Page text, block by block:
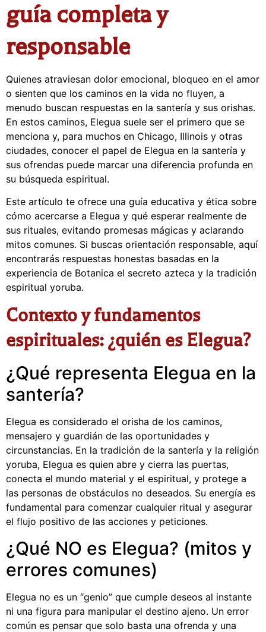
guía completa y
responsable
Quienes atraviesan dolor emocional, bloqueo en el amor
o sienten que los caminos en la vida no fluyen, a
menudo buscan respuestas en la santería y sus orishas.
En estos caminos, Elegua suele ser el primero que se
menciona y, para muchos en Chicago, Illinois y otras
ciudades, conocer el papel de Elegua en la santería y
sus ofrendas puede marcar una diferencia profunda en
su búsqueda espiritual.
Este artículo te ofrece una guía educativa y ética sobre
cómo acercarse a Elegua y qué esperar realmente de
sus rituales, evitando promesas mágicas y aclarando
mitos comunes. Si buscas orientación responsable, aquí
encontrarás respuestas honestas basadas en la
experiencia de Botanica el secreto azteca y la tradición
espiritual yoruba.
Contexto y fundamentos
espirituales: ¿quién es Elegua?
¿Qué representa Elegua en la
santería?
Elegua es considerado el orisha de los caminos,
mensajero y guardián de las oportunidades y
circunstancias. En la tradición de la santería y la religión
yoruba, Elegua es quien abre y cierra las puertas,
conecta el mundo material y el espiritual, y protege a
las personas de obstáculos no deseados. Su energía es
fundamental para comenzar cualquier ritual y asegurar
el flujo positivo de las acciones y peticiones.
¿Qué NO es Elegua? (mitos y
errores comunes)
Elegua no es un “genio” que cumple deseos al instante
ni una figura para manipular el destino ajeno. Un error
común es pensar que solo basta una ofrenda y una